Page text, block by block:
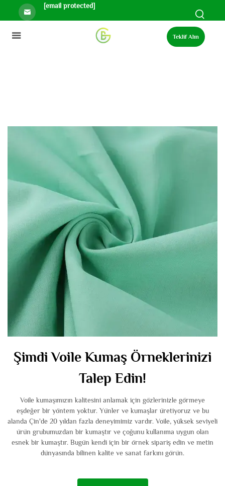
[email protected]
Teklif Alın
Şimdi Voile Kumaş Örneklerinizi
Talep Edin!
Voile kumaşımızın kalitesini anlamak için gözlerinizle görmeye
eşdeğer bir yöntem yoktur. Yünler ve kumaşlar üretiyoruz ve bu
alanda Çin'de 20 yıldan fazla deneyimimiz vardır. Voile, yüksek seviyeli
ürün grubumuzdan bir kumaştır ve çoğunu kullanıma uygun olan
esnek bir kumaştır. Bugün kendi için bir örnek sipariş edin ve metin
dünyasında bilinen kalite ve sanat farkını görün.